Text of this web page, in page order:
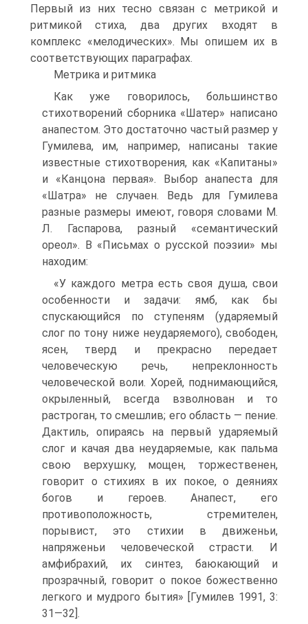
Первый из них тесно связан с метрикой и
ритмикой стиха, два других входят в
комплекс «мелодических». Мы опишем их в
соответствующих параграфах.
Метрика и ритмика
Как уже говорилось, большинство
стихотворений сборника «Шатер» написано
анапестом. Это достаточно частый размер у
Гумилева, им, например, написаны такие
известные стихотворения, как «Капитаны»
и «Канцона первая». Выбор анапеста для
«Шатра» не случаен. Ведь для Гумилева
разные размеры имеют, говоря словами М.
Л. Гаспарова, разный «семантический
ореол». В «Письмах о русской поэзии» мы
находим:
«У каждого метра есть своя душа, свои
особенности и задачи: ямб, как бы
спускающийся по ступеням (ударяемый
слог по тону ниже неударяемого), свободен,
ясен, тверд и прекрасно передает
человеческую речь, непреклонность
человеческой воли. Хорей, поднимающийся,
окрыленный, всегда взволнован и то
растроган, то смешлив; его область — пение.
Дактиль, опираясь на первый ударяемый
слог и качая два неударяемые, как пальма
свою верхушку, мощен, торжественен,
говорит о стихиях в их покое, о деяниях
богов и героев. Анапест, его
противоположность, стремителен,
порывист, это стихии в движеньи,
напряженьи человеческой страсти. И
амфибрахий, их синтез, баюкающий и
прозрачный, говорит о покое божественно
легкого и мудрого бытия» [Гумилев 1991, 3:
31—32].